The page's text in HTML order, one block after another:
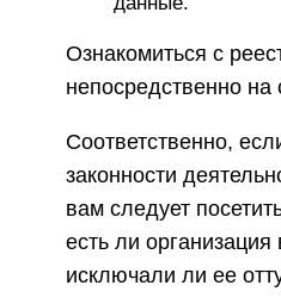
Ознакомиться с
непосредственно на
Соответственно,
законности
вам следует
есть ли организация
исключали ли ее